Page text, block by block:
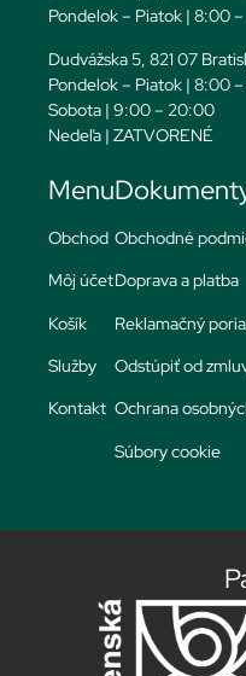
Pondelok – Piatok | 8:00
Dudvážska 5, 821 07
Pondelok – Piatok | 8:00
Sobota | 9:00 – 20:00
Nedeľa | ZATVORENÉ
Menu
Obchod
Môj účet
Košík
Služby
Kontakt
Obchodné
Doprava a platba
Reklamačný
Odstúpiť od
Ochrana
Súbory cookie